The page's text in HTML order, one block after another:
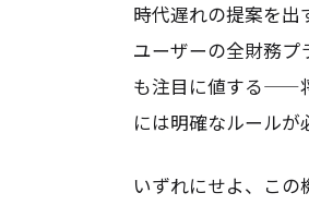
時代遅れの提案を出
ユーザーの全財務
も注目に値する——
には明確なルールが
いずれにせよ、こ